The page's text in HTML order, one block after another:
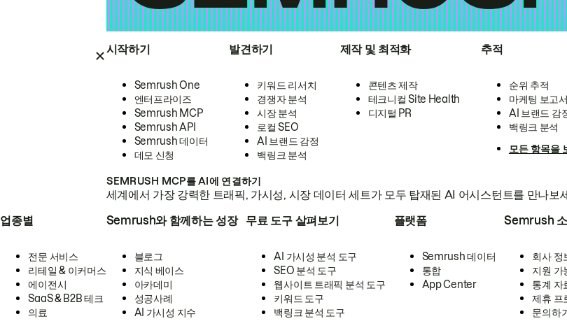
시작하기
Semrush One
엔터프라이즈
Semrush MCP
Semrush API
Semrush 데이터
데모 신청
발견하기
키워드 리서치
경쟁자 분석
시장 분석
로컬 SEO
AI 브랜드 감정
백링크 분석
제작 및 최적화
콘텐츠 제작
테크니컬 Site Health
디지털 PR
추적
순위 추적
마케팅 보고
AI 브랜드 감
백링크 분석
모든 항목을
SEMRUSH MCP를 AI에 연결하기
세계에서 가장 강력한 트래픽, 가시성, 시장 데이터 세트가 모두 탑재된 AI 어시스턴트를 만나보
업종별
전문 서비스
리테일 & 이커머스
에이전시
SaaS & B2B 테크
의료
Semrush와 함께하는 성장
블로그
지식 베이스
아카데미
성공사례
AI 가시성 지수
무료 도구 살펴보기
AI 가시성 분석 도구
SEO 분석 도구
웹사이트 트래픽 분석 도구
키워드 도구
백링크 분석 도구
플랫폼
Semrush 데이터
통합
App Center
Semrush
회사 정
지원 가
통계 자
제휴 프
문의하